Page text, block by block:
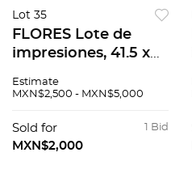
Lot 35
FLORES Lote de
impresiones, 41.5 x
totales. Enmarcadas.
Estimate
MXN$2,500 - MXN$5,000
1 Bid
Sold for
MXN$2,000